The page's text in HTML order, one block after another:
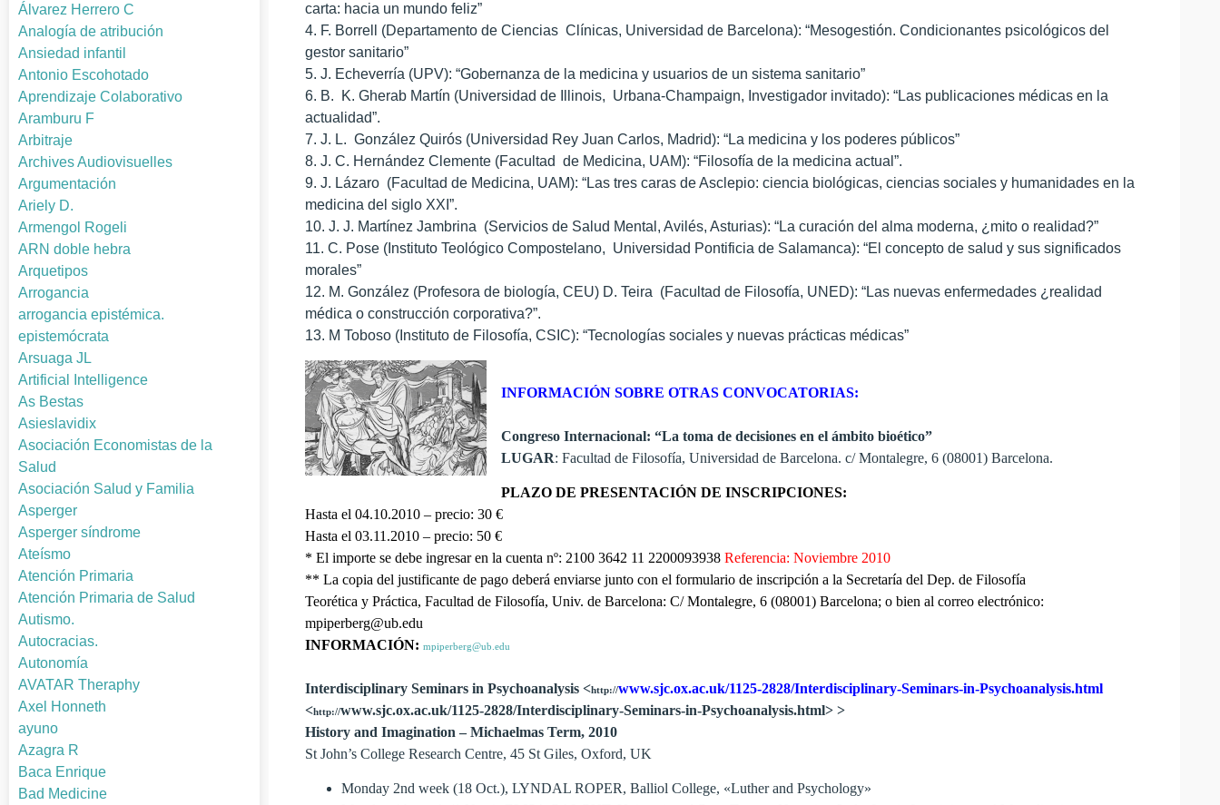
Álvarez Herrero C
Analogía de atribución
Ansiedad infantil
Antonio Escohotado
Aprendizaje Colaborativo
Aramburu F
Arbitraje
Archives Audiovisuelles
Argumentación
Ariely D.
Armengol Rogeli
ARN doble hebra
Arquetipos
Arrogancia
arrogancia epistémica.
epistemócrata
Arsuaga JL
Artificial Intelligence
As Bestas
Asieslavidix
Asociación Economistas de la
Salud
Asociación Salud y Familia
Asperger
Asperger síndrome
Ateísmo
Atención Primaria
Atención Primaria de Salud
Autismo.
Autocracias.
Autonomía
AVATAR Theraphy
Axel Honneth
ayuno
Azagra R
Baca Enrique
Bad Medicine
carta: hacia un mundo feliz”
4. F. Borrell (Departamento de Ciencias Clínicas, Universidad de Barcelona): “Mesogestión. Condicionantes psicológicos del
gestor sanitario”
5. J. Echeverría (UPV): “Gobernanza de la medicina y usuarios de un sistema sanitario”
6. B. K. Gherab Martín (Universidad de Illinois, Urbana-Champaign, Investigador invitado): “Las publicaciones médicas en la
actualidad”.
7. J. L. González Quirós (Universidad Rey Juan Carlos, Madrid): “La medicina y los poderes públicos”
8. J. C. Hernández Clemente (Facultad de Medicina, UAM): “Filosofía de la medicina actual”.
9. J. Lázaro (Facultad de Medicina, UAM): “Las tres caras de Asclepio: ciencia biológicas, ciencias sociales y humanidades en la
medicina del siglo XXI”.
10. J. J. Martínez Jambrina (Servicios de Salud Mental, Avilés, Asturias): “La curación del alma moderna, ¿mito o realidad?”
11. C. Pose (Instituto Teológico Compostelano, Universidad Pontificia de Salamanca): “El concepto de salud y sus significados
morales”
12. M. González (Profesora de biología, CEU) D. Teira (Facultad de Filosofía, UNED): “Las nuevas enfermedades ¿realidad
médica o construcción corporativa?”.
13. M Toboso (Instituto de Filosofía, CSIC): “Tecnologías sociales y nuevas prácticas médicas”
INFORMACIÓN SOBRE OTRAS CONVOCATORIAS:
Congreso Internacional: “La toma de decisiones en el ámbito bioético”
LUGAR: Facultad de Filosofía, Universidad de Barcelona. c/ Montalegre, 6 (08001) Barcelona.
PLAZO DE PRESENTACIÓN DE INSCRIPCIONES:
Hasta el 04.10.2010 – precio: 30 €
Hasta el 03.11.2010 – precio: 50 €
* El importe se debe ingresar en la cuenta nº: 2100 3642 11 2200093938Referencia: Noviembre 2010
** La copia del justificante de pago deberá enviarse junto con el formulario de inscripción a la Secretaría del Dep. de Filosofía
Teorética y Práctica, Facultad de Filosofía, Univ. de Barcelona: C/ Montalegre, 6 (08001) Barcelona; o bien al correo electrónico:
mpiperberg@ub.edu
INFORMACIÓN:mpiperberg@ub.edu
Interdisciplinary Seminars in Psychoanalysis <http://www.sjc.ox.ac.uk/1125-2828/Interdisciplinary-Seminars-in-Psychoanalysis.html
<http://www.sjc.ox.ac.uk/1125-2828/Interdisciplinary-Seminars-in-Psychoanalysis.html> >
History and Imagination – Michaelmas Term, 2010
St John’s College Research Centre, 45 St Giles, Oxford, UK
Monday 2nd week (18 Oct.), LYNDAL ROPER, Balliol College, «Luther and Psychology»